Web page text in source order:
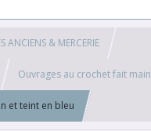
ANCIENS & MERCERIE
Ouvrages au crochet fait main
et teint en bleu